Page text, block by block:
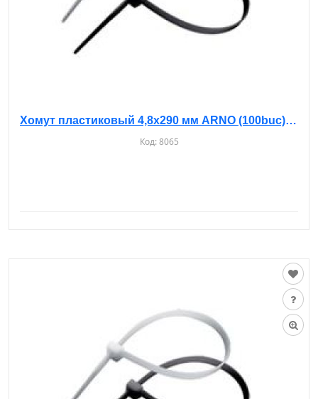
Хомут пластиковый 4,8х290 мм ARNO (100buc), белые
Код:8065